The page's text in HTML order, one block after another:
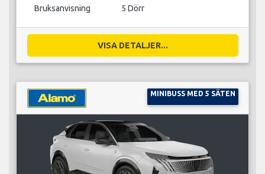
Bruksanvisning 5 Dörr
VISA DETALJER...
MINIBUSS MED 5 SÄTEN